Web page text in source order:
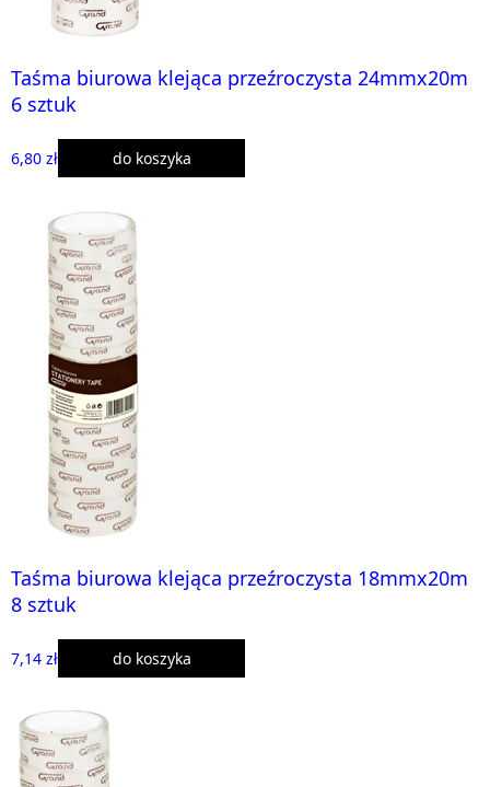
Taśma biurowa klejąca przeźroczysta 24mmx20m
6 sztuk
6,80 zł do koszyka
Taśma biurowa klejąca przeźroczysta 18mmx20m
8 sztuk
7,14 zł do koszyka